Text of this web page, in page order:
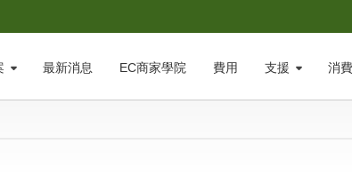
最新消息 EC商家學院 費用 支援 消